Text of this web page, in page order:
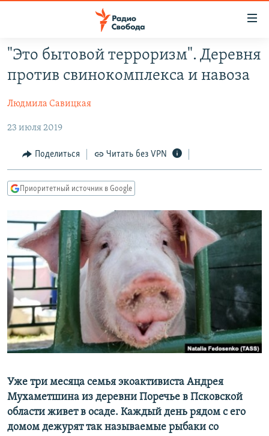
упрощенного
доступа
содержанию
Вернутся
главной
навигации
поиску
ПОДКАСТЫ
АВТОРСКИЕ ПРОЕКТЫ
ЦИТАТЫ СВОБОДЫ
МНЕНИЯ
КУЛЬТУРА
IDEL.РЕАЛИИ
КАВКАЗ.РЕАЛИИ
СЕВЕР.РЕАЛИИ
СИБИРЬ.РЕАЛИИ
РАСПИСАНИЕ ВЕЩАНИЯ
ПОДПИШИТЕСЬ НА РАССЫЛКУ
СОЦИАЛЬНЫЕ СЕТИ
Все сайты РСЕ/РС
"Это бытовой терроризм". Деревня
против свинокомплекса и навоза
Людмила Савицкая
23 июля 2019
Поделиться Читать без VPN
Приоритетный источник в Google
Уже три месяца семья экоактивиста Андрея
Мухаметшина из деревни Поречье в Псковской
области живет в осаде. Каждый день рядом с его
домом дежурят так называемые рыбаки со